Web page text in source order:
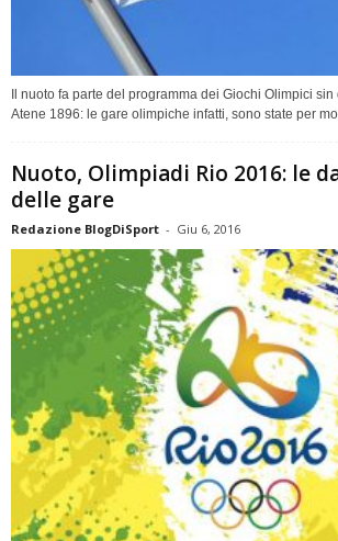
Il nuoto fa parte del programma dei Giochi Olimpici
Atene 1896: le gare olimpiche infatti, sono state per
Nuoto, Olimpiadi Rio 2016: le
delle gare
Redazione BlogDiSport - Giu 6, 2016